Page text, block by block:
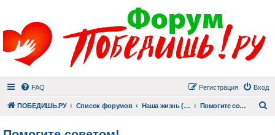
FAQ Вход
Регистрация
ПОБЕДИШЬ.РУ Список форумов Наша жизнь (не всё же о суициде!) Помогите советом!